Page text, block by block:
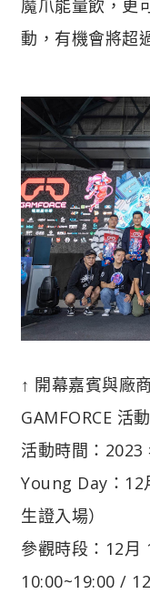
魔爪能量飲，更
動，有機會將超
↑ 開幕嘉賓與廠
GAMFORCE 活
活動時間：2023
Young Day：12
生證入場）
參觀時段：12月
10:00~19:00 /